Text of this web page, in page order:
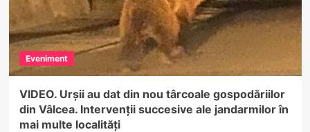
și
o
mașină
Eveniment
VIDEO. Urșii au dat din nou târcoale gospodăriilor
din Vâlcea. Intervenții succesive ale jandarmilor în
mai multe localități